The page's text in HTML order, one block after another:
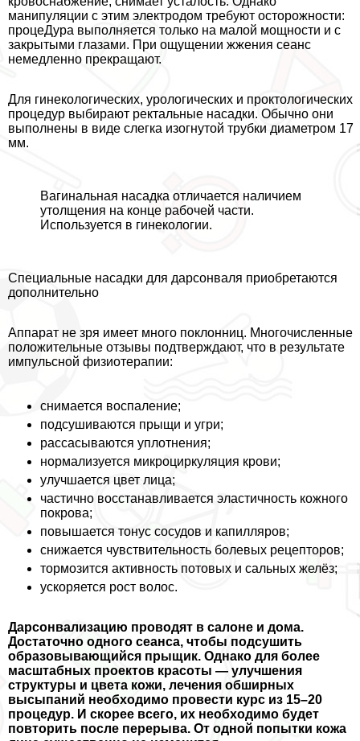
манипуляции с этим электродом требуют осторожности:
процеДypa выполняется только на малой мощности и с
закрытыми глазами. При ощущении жжения сеанс
немедленно прекращают.
Для гинекологических, урологических и проктологических
процедур выбирают ректальные насадки. Обычно они
выполнены в виде слегка изогнутой трубки диаметром 17
мм.
Baгинальная насадка отличается наличием
утолщения на конце рабочей части.
Используется в гинекологии.
Специальные насадки для дарсонваля приобретаются
дополнительно
Аппарат не зря имеет много поклонниц. Многочисленные
положительные отзывы подтверждают, что в результате
импульсной физиотерапии:
снимается воспаление;
подсушиваются прыщи и угри;
рассасываются уплотнения;
нормализуется микроциркуляция крови;
улучшается цвет лица;
частично восстанавливается эластичность кожного
покрова;
повышается тонус сосудов и капилляров;
снижается чувствительность болевых рецепторов;
тормозится активность потовых и сальных желёз;
ускоряется рост волос.
Дарсонвализацию проводят в салоне и дома.
Достаточно одного сеанса, чтобы подсушить
образовывающийся прыщик. Однако для более
масштабных проектов красоты — улучшения
структуры и цвета кожи, лечения обширных
высыпаний необходимо провести курс из 15–20
процедур. И скорее всего, их необходимо будет
повторить после перерыва. От одной попытки кожа